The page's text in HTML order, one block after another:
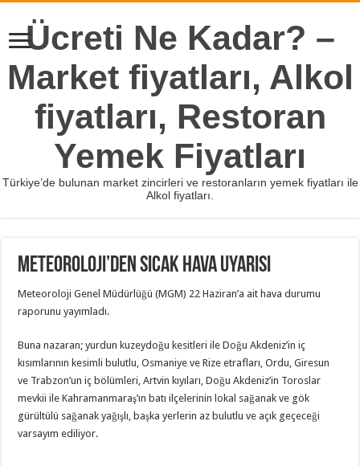
Ücreti Ne Kadar? –
Market fiyatları, Alkol
fiyatları, Restoran
Yemek Fiyatları
Türkiye’de bulunan market zincirleri ve restoranların yemek fiyatları ile
Alkol fiyatları.
Meteoroloji’den sıcak hava uyarısı
Meteoroloji Genel Müdürlüğü (MGM) 22 Haziran’a ait hava durumu
raporunu yayımladı.
Buna nazaran; yurdun kuzeydoğu kesitleri ile Doğu Akdeniz’in iç
kısımlarının kesimli bulutlu, Osmaniye ve Rize etrafları, Ordu, Giresun
ve Trabzon’un iç bölümleri, Artvin kıyıları, Doğu Akdeniz’in Toroslar
mevkii ile Kahramanmaraş’ın batı ilçelerinin lokal sağanak ve gök
gürültülü sağanak yağışlı, başka yerlerin az bulutlu ve açık geçeceği
varsayım ediliyor.